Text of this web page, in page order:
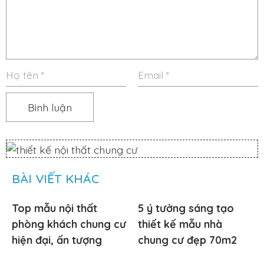
BÀI VIẾT KHÁC
Top mẫu nội thất
phòng khách chung cư
hiện đại, ấn tượng
5 ý tưởng sáng tạo
thiết kế mẫu nhà
chung cư đẹp 70m2